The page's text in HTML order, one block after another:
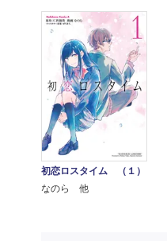
初恋ロスタイム （１）
なのら 他